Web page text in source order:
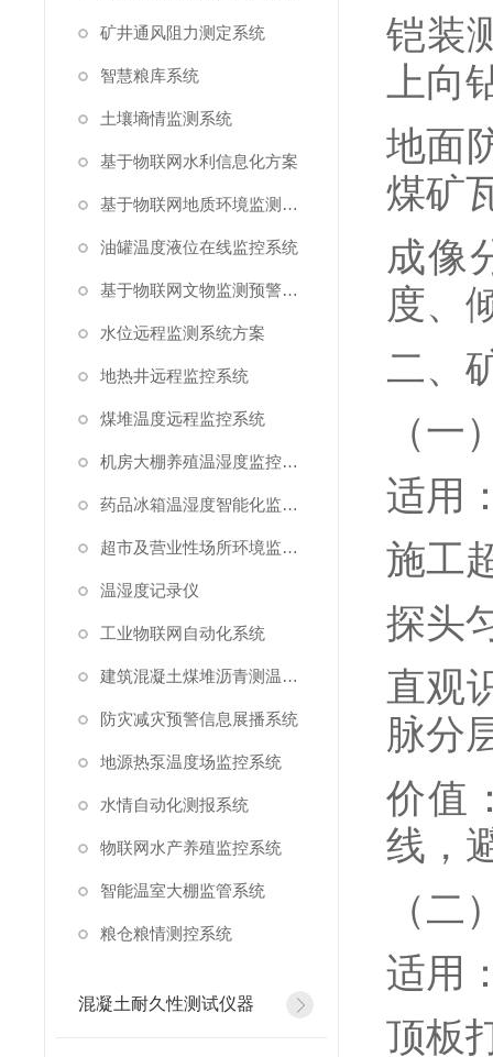
矿井通风阻力测定系统
智慧粮库系统
土壤墒情监测系统
基于物联网水利信息化方案
基于物联网地质环境监测预警方案
油罐温度液位在线监控系统
基于物联网文物监测预警解决方案
水位远程监测系统方案
地热井远程监控系统
煤堆温度远程监控系统
机房大棚养殖温湿度监控系统
药品冰箱温湿度智能化监控系统方案
超市及营业性场所环境监测系统
温湿度记录仪
工业物联网自动化系统
建筑混凝土煤堆沥青测温系统
防灾减灾预警信息展播系统
地源热泵温度场监控系统
水情自动化测报系统
物联网水产养殖监控系统
智能温室大棚监管系统
粮仓粮情测控系统
混凝土耐久性测试仪器
铠装
上
地面
煤矿
成像
度、
二、
（
适用
施工
探头
直观
脉分
价值
线，
（
适用
顶板